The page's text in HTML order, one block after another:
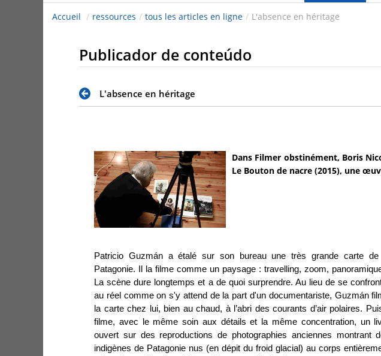
Accueil / ressources / tous les articles en ligne / L'absence en héritage
Publicador de conteúdo
L'absence en héritage
Dans Filmer obstinément, Boris
Le Bouton de nacre (2015), une
Patricio Guzmán a étalé sur son bureau une très grande carte
Patagonie. Il la filme comme un paysage : travelling, zoom,
La scène dure longtemps et a de quoi surprendre. Au lieu de se
au réel comme on s'y attend de la part d'un documentariste, Guzmán
la carte chez lui, bien au chaud, à l’abri des courants d’air polaires.
filme, avec le même soin aux détails et la même concentration, un
ouvert sur des reproductions de photographies anciennes montrant
indigènes de Patagonie nus (en dépit du froid glacial) au corps